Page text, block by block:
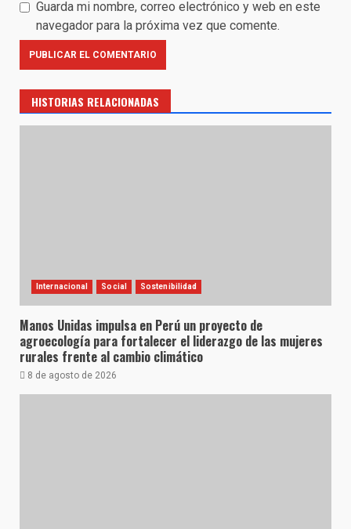
Guarda mi nombre, correo electrónico y web en este
navegador para la próxima vez que comente.
HISTORIAS RELACIONADAS
Internacional Social Sostenibilidad
Manos Unidas impulsa en Perú un proyecto de
agroecología para fortalecer el liderazgo de las mujeres
rurales frente al cambio climático
8 de agosto de 2026